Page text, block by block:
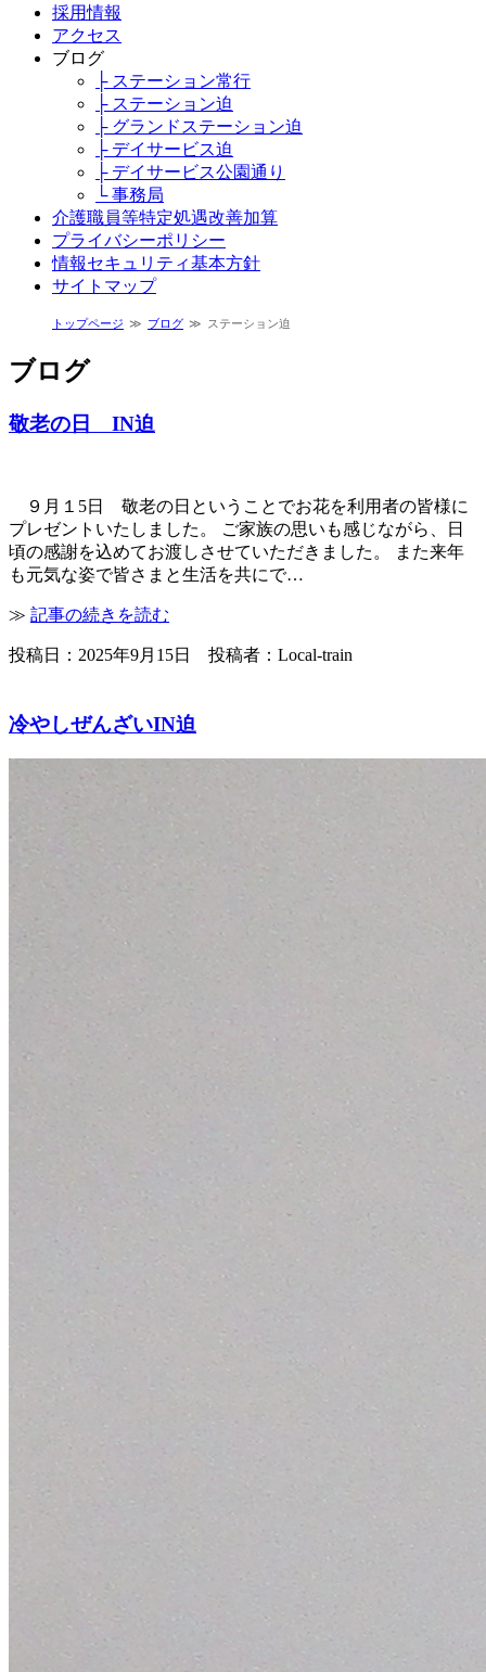
採用情報
アクセス
ブログ
├ ステーション常行
├ ステーション迫
├ グランドステーション迫
├ デイサービス迫
├ デイサービス公園通り
└ 事務局
介護職員等特定処遇改善加算
プライバシーポリシー
情報セキュリティ基本方針
サイトマップ
トップページ ブログ ステーション迫
ブログ
敬老の日 IN迫
９月１5日 敬老の日ということでお花を利用者の皆様に
プレゼントいたしました。 ご家族の思いも感じながら、日
頃の感謝を込めてお渡しさせていただきました。 また来年
も元気な姿で皆さまと生活を共にで…
≫ 記事の続きを読む
投稿日：2025年9月15日 投稿者：Local-train
冷やしぜんざいIN迫